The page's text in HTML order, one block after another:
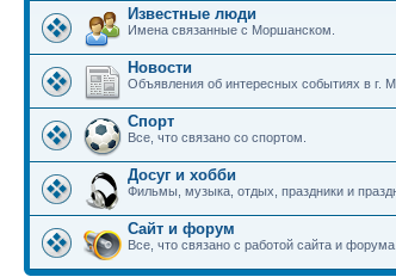
Известные люди
Имена связанные с Моршанском.
Новости
Объявления об интересных событиях в г.
Спорт
Все, что связано со спортом.
Досуг и хобби
Фильмы, музыка, отдых, праздники и
Сайт и форум
Все, что связано с работой сайта и форума.